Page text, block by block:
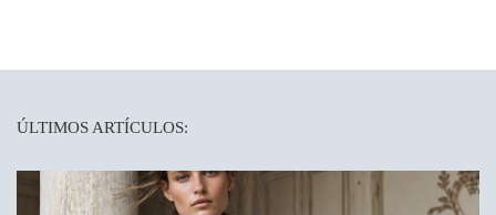
ÚLTIMOS ARTÍCULOS: